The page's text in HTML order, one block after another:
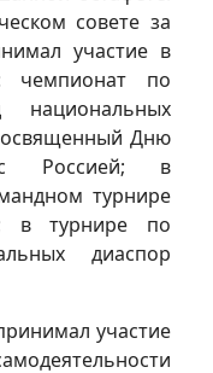
совете за
участие в
чемпионат по
национальных
Дню
с Россией; в
турнире
в турнире по
диаспор
участие